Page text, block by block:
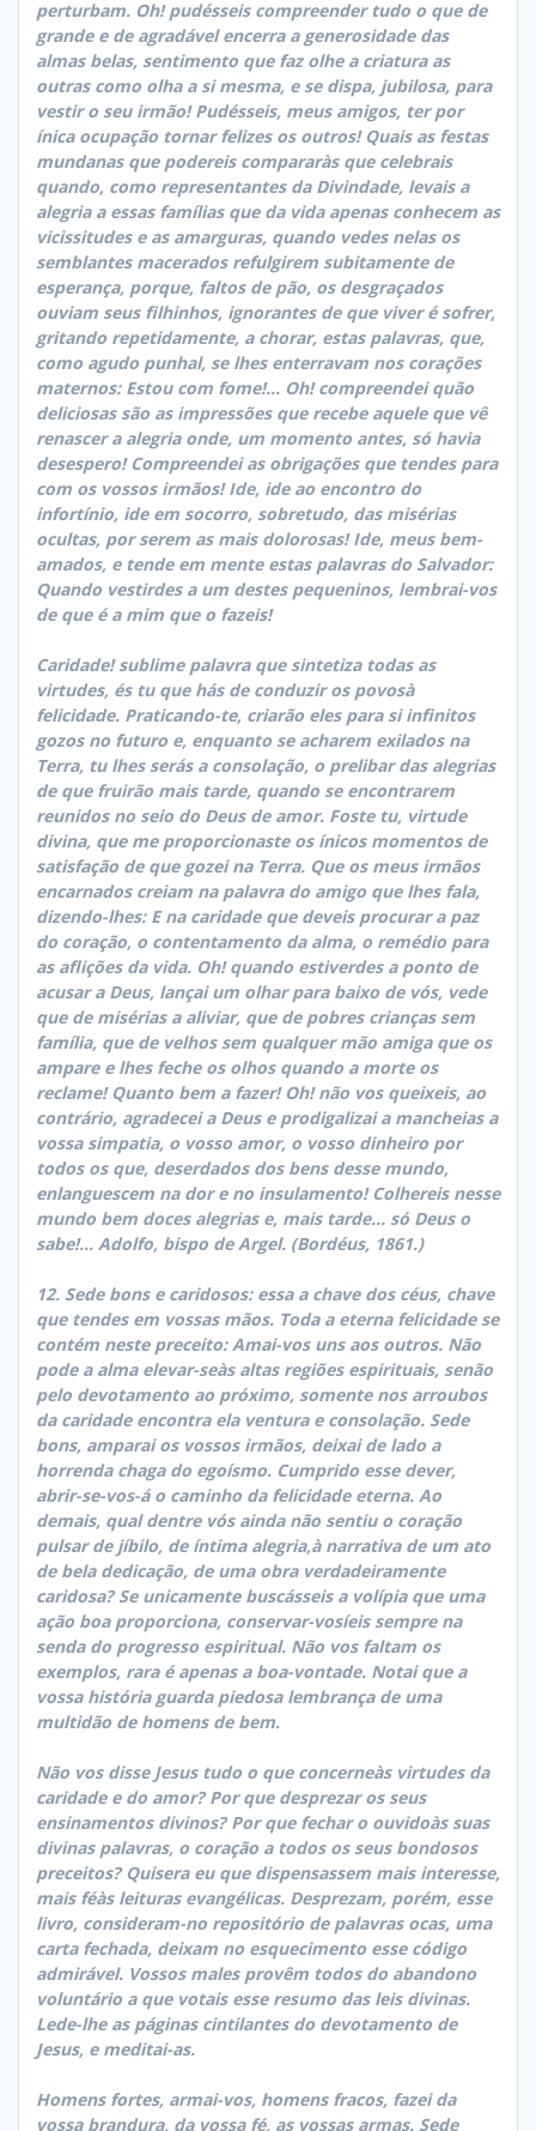
perturbam. Oh! pudésseis compreender tudo o que de
grande e de agradável encerra a generosidade das
almas belas, sentimento que faz olhe a criatura as
outras como olha a si mesma, e se dispa, jubilosa, para
vestir o seu irmão! Pudésseis, meus amigos, ter por
ínica ocupação tornar felizes os outros! Quais as festas
mundanas que podereis compararàs que celebrais
quando, como representantes da Divindade, levais a
alegria a essas famílias que da vida apenas conhecem as
vicissitudes e as amarguras, quando vedes nelas os
semblantes macerados refulgirem subitamente de
esperança, porque, faltos de pão, os desgraçados
ouviam seus filhinhos, ignorantes de que viver é sofrer,
gritando repetidamente, a chorar, estas palavras, que,
como agudo punhal, se lhes enterravam nos corações
maternos: Estou com fome!… Oh! compreendei quão
deliciosas são as impressões que recebe aquele que vê
renascer a alegria onde, um momento antes, só havia
desespero! Compreendei as obrigações que tendes para
com os vossos irmãos! Ide, ide ao encontro do
infortínio, ide em socorro, sobretudo, das misérias
ocultas, por serem as mais dolorosas! Ide, meus bem-
amados, e tende em mente estas palavras do Salvador:
Quando vestirdes a um destes pequeninos, lembrai-vos
de que é a mim que o fazeis!
Caridade! sublime palavra que sintetiza todas as
virtudes, és tu que hás de conduzir os povosà
felicidade. Praticando-te, criarão eles para si infinitos
gozos no futuro e, enquanto se acharem exilados na
Terra, tu lhes serás a consolação, o prelibar das alegrias
de que fruirão mais tarde, quando se encontrarem
reunidos no seio do Deus de amor. Foste tu, virtude
divina, que me proporcionaste os ínicos momentos de
satisfação de que gozei na Terra. Que os meus irmãos
encarnados creiam na palavra do amigo que lhes fala,
dizendo-lhes: E na caridade que deveis procurar a paz
do coração, o contentamento da alma, o remédio para
as aflições da vida. Oh! quando estiverdes a ponto de
acusar a Deus, lançai um olhar para baixo de vós, vede
que de misérias a aliviar, que de pobres crianças sem
família, que de velhos sem qualquer mão amiga que os
ampare e lhes feche os olhos quando a morte os
reclame! Quanto bem a fazer! Oh! não vos queixeis, ao
contrário, agradecei a Deus e prodigalizai a mancheias a
vossa simpatia, o vosso amor, o vosso dinheiro por
todos os que, deserdados dos bens desse mundo,
enlanguescem na dor e no insulamento! Colhereis nesse
mundo bem doces alegrias e, mais tarde… só Deus o
sabe!… Adolfo, bispo de Argel. (Bordéus, 1861.)
12. Sede bons e caridosos: essa a chave dos céus, chave
que tendes em vossas mãos. Toda a eterna felicidade se
contém neste preceito: Amai-vos uns aos outros. Não
pode a alma elevar-seàs altas regiões espirituais, senão
pelo devotamento ao próximo, somente nos arroubos
da caridade encontra ela ventura e consolação. Sede
bons, amparai os vossos irmãos, deixai de lado a
horrenda chaga do egoísmo. Cumprido esse dever,
abrir-se-vos-á o caminho da felicidade eterna. Ao
demais, qual dentre vós ainda não sentiu o coração
pulsar de jíbilo, de íntima alegria,à narrativa de um ato
de bela dedicação, de uma obra verdadeiramente
caridosa? Se unicamente buscásseis a volípia que uma
ação boa proporciona, conservar-vosíeis sempre na
senda do progresso espiritual. Não vos faltam os
exemplos, rara é apenas a boa-vontade. Notai que a
vossa história guarda piedosa lembrança de uma
multidão de homens de bem.
Não vos disse Jesus tudo o que concerneàs virtudes da
caridade e do amor? Por que desprezar os seus
ensinamentos divinos? Por que fechar o ouvidoàs suas
divinas palavras, o coração a todos os seus bondosos
preceitos? Quisera eu que dispensassem mais interesse,
mais féàs leituras evangélicas. Desprezam, porém, esse
livro, consideram-no repositório de palavras ocas, uma
carta fechada, deixam no esquecimento esse código
admirável. Vossos males provêm todos do abandono
voluntário a que votais esse resumo das leis divinas.
Lede-lhe as páginas cintilantes do devotamento de
Jesus, e meditai-as.
Homens fortes, armai-vos, homens fracos, fazei da
vossa brandura, da vossa fé, as vossas armas. Sede